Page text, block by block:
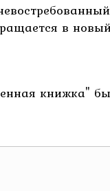
в
книжка"